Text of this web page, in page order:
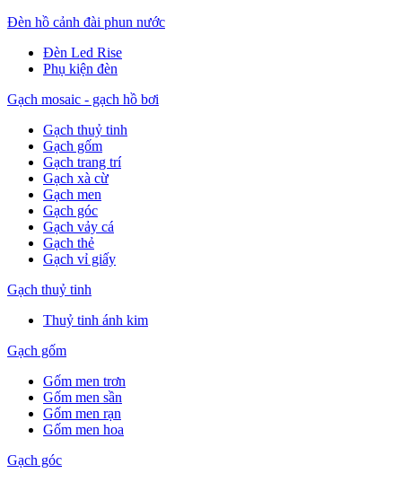
Đèn hồ cảnh đài phun nước
Đèn Led Rise
Phụ kiện đèn
Gạch mosaic - gạch hồ bơi
Gạch thuỷ tinh
Gạch gốm
Gạch trang trí
Gạch xà cừ
Gạch men
Gạch góc
Gạch vảy cá
Gạch thẻ
Gạch vỉ giấy
Gạch thuỷ tinh
Thuỷ tinh ánh kim
Gạch gốm
Gốm men trơn
Gốm men sần
Gốm men rạn
Gốm men hoa
Gạch góc